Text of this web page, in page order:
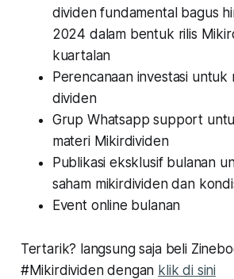
dividen fundamental bagus
2024 dalam bentuk rilis
kuartalan
Perencanaan investasi untuk
dividen
Grup Whatsapp support
materi Mikirdividen
Publikasi eksklusif bulanan
saham mikirdividen dan
Event online bulanan
Tertarik? langsung saja beli
#Mikirdividen dengan klik di sini